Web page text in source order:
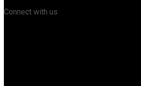
Connect with us